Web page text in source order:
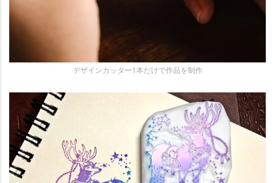
デザインカッター1本だけで作品を制作